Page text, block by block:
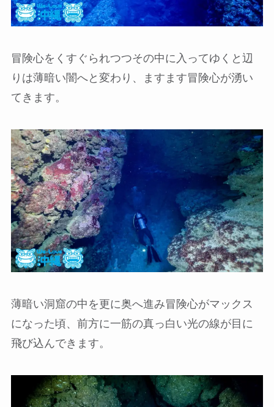
冒険心をくすぐられつつその中に入ってゆくと辺
りは薄暗い闇へと変わり、ますます冒険心が湧い
てきます。
薄暗い洞窟の中を更に奥へ進み冒険心がマックス
になった頃、前方に一筋の真っ白い光の線が目に
飛び込んできます。